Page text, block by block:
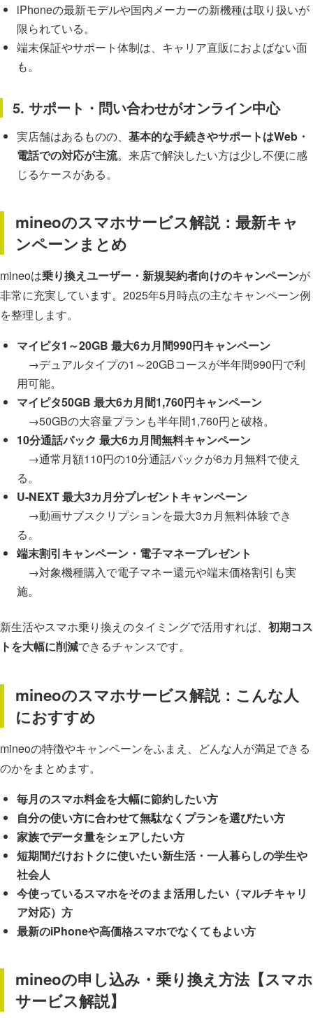
iPhoneの最新モデルや国内メーカーの新機種は取り扱いが
限られている。
端末保証やサポート体制は、キャリア直販におよばない面
も。
5. サポート・問い合わせがオンライン中心
実店舗はあるものの、 基本的な手続きやサポートはWeb・
電話での対応が主流。来店で解決したい方は少し不便に感
じるケースがある。
mineoのスマホサービス解説：最新キャ
ンペーンまとめ
mineoは乗り換えユーザー・新規契約者向けのキャンペーンが
非常に充実しています。2025年5月時点の主なキャンペーン例
を整理します。
マイピタ1～20GB 最大6カ月間990円キャンペーン
→デュアルタイプの1～20GBコースが半年間990円で利
用可能。
マイピタ50GB 最大6カ月間1,760円キャンペーン
→50GBの大容量プランも半年間1,760円と破格。
10分通話パック 最大6カ月間無料キャンペーン
→通常月額110円の10分通話パックが6カ月無料で使え
る。
U-NEXT 最大3カ月分プレゼントキャンペーン
→動画サブスクリプションを最大3カ月無料体験でき
る。
端末割引キャンペーン・電子マネープレゼント
→対象機種購入で電子マネー還元や端末価格割引も実
施。
新生活やスマホ乗り換えのタイミングで活用すれば、 初期コス
トを大幅に削減できるチャンスです。
mineoのスマホサービス解説：こんな人
におすすめ
mineoの特徴やキャンペーンをふまえ、どんな人が満足できる
のかをまとめます。
毎月のスマホ料金を大幅に節約したい方
自分の使い方に合わせて無駄なくプランを選びたい方
家族でデータ量をシェアしたい方
短期間だけおトクに使いたい新生活・一人暮らしの学生や
社会人
今使っているスマホをそのまま活用したい（マルチキャリ
ア対応）方
最新のiPhoneや高価格スマホでなくてもよい方
mineoの申し込み・乗り換え方法【スマホ
サービス解説】